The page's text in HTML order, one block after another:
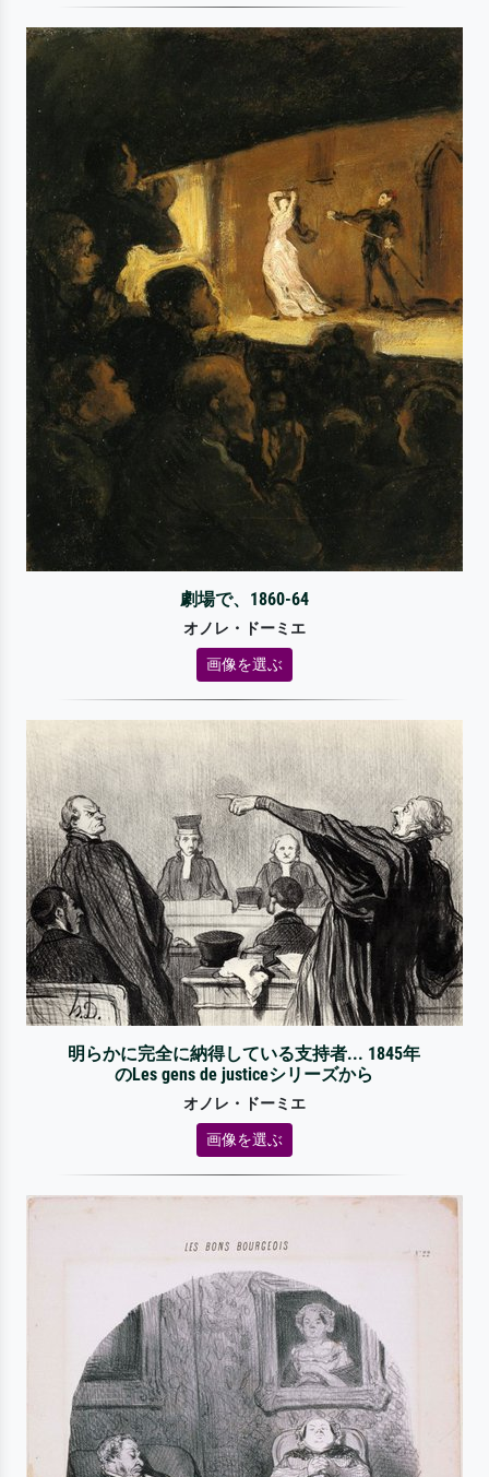
劇場で、1860-64
オノレ・ドーミエ
画像を選ぶ
明らかに完全に納得している支持者... 1845年
のLes gens de justiceシリーズから
オノレ・ドーミエ
画像を選ぶ